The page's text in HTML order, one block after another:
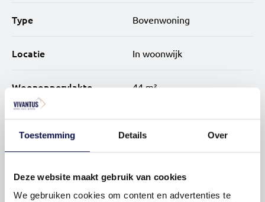
Toestemming Details Over
Deze website maakt gebruik van cookies
We gebruiken cookies om content en advertenties te
aparte slaapkamer
hoogwaardige materialen
• gezamenlijke buitenruimte waar je makkelijk contact
maakt met buren en vrienden ontvangt
• gezamenlijke fietsenstalling voor extra gemak en
• gebouw is voorzien van lift
Type Bovenwoning
Locatie In woonwijk
Woonoppervlakte 44 m²
Inhoud 132 m³
Bouwjaar 2014